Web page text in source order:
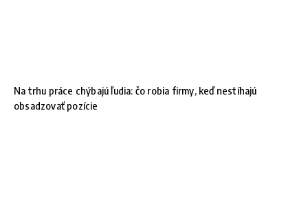
Na trhu práce chýbajú ľudia: čo robia firmy, keď nestíhajú
obsadzovať pozície